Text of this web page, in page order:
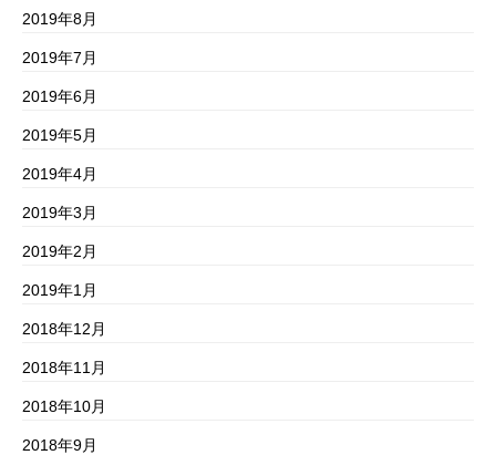
2019年8月
2019年7月
2019年6月
2019年5月
2019年4月
2019年3月
2019年2月
2019年1月
2018年12月
2018年11月
2018年10月
2018年9月